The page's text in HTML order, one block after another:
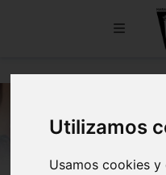
Utilizamos
Usamos cookies